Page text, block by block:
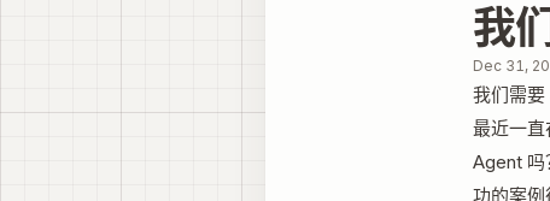
我
Dec 31,
我们需
最近一
Agent 吗
功的案